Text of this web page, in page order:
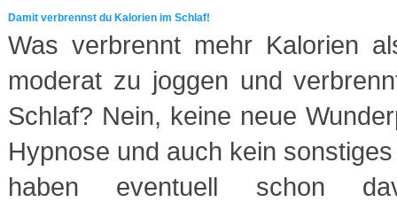
Damit verbrennst du Kalorien im Schlaf!
Was verbrennt mehr Kalorien
moderat zu joggen und
Schlaf? Nein, keine neue
Hypnose und auch kein
haben eventuell schon